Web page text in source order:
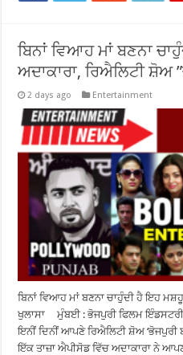
ਬਿਨਾਂ ਵਿਆਹ ਮਾਂ ਬਣਨਾ
ਅਦਾਕਾਰਾ, ਰਿਐਲਿਟੀ ਸ਼ੋਅ
2 days ago Entertainment
ਬਿਨਾਂ ਵਿਆਹ ਮਾਂ ਬਣਨਾ ਚਾਹੁੰਦੀ ਹੈ ਇਹ
ਖੁਲਾਸਾ ਮੁੰਬਈ : ਭੋਜਪੁਰੀ ਫਿਲਮ
ਇਨੀਂ ਦਿਨੀਂ ਆਪਣੇ ਰਿਐਲਿਟੀ ਸ਼ੋਅ
ਇੱਕ ਤਾਜ਼ਾ ਐਪੀਸੋਡ ਵਿੱਚ ਅਦਾਕਾਰਾ ਨੇ